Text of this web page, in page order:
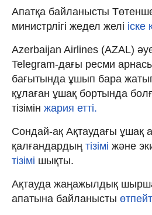
Апатқа байланысты
министрлігі жедел желі іске
Аzerbaijan Airlines (AZAL)
Telegram-дағы ресми
бағытында ұшып бара
құлаған ұшақ бортында
тізімін жария етті.
Сондай-ақ Ақтаудағы ұшақ
қалғандардың тізімі және
тізімі шықты.
Ақтауда жаңажылдық
апатына байланысты